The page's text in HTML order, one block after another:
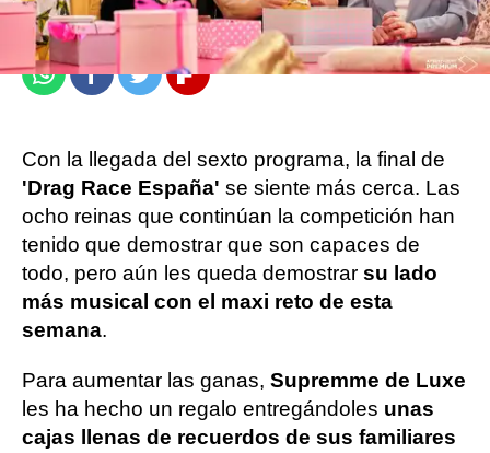
Publicado:21 de mayo de 2023, 20:15
WhatsappFacebook
TwitterFlipboard
Con la llegada del sexto programa, la final de
'Drag Race España' se siente más cerca. Las
ocho reinas que continúan la competición han
tenido que demostrar que son capaces de
todo, pero aún les queda demostrar su lado
más musical con el maxi reto de esta
semana.
Para aumentar las ganas, Supremme de Luxe
les ha hecho un regalo entregándoles unas
cajas llenas de recuerdos de sus familiares